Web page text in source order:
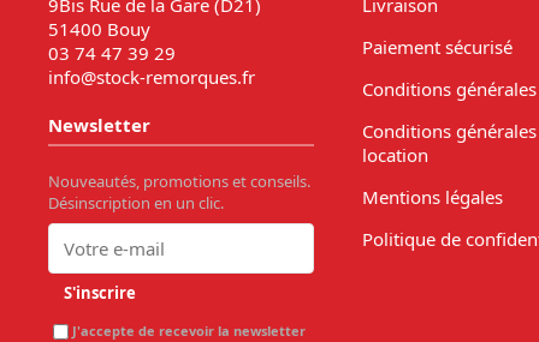
51400 Bouy
03 74 47 39 29
info@stock-remorques.fr
Newsletter
Nouveautés, promotions et conseils.
Désinscription en un clic.
S'inscrire
J'accepte de recevoir la newsletter
Paiement sécurisé
Conditions
Conditions
location
Mentions légales
Politique de